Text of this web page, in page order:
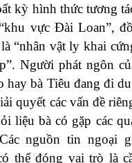
kỳ hình thức tương
vực Đài Loan”,
“nhân vật ly khai
Người phát ngôn
hay bà Tiêu đang đi
quyết các vấn đề
liệu bà có gặp các
nguồn tin ngoại
thể đóng vai trò là